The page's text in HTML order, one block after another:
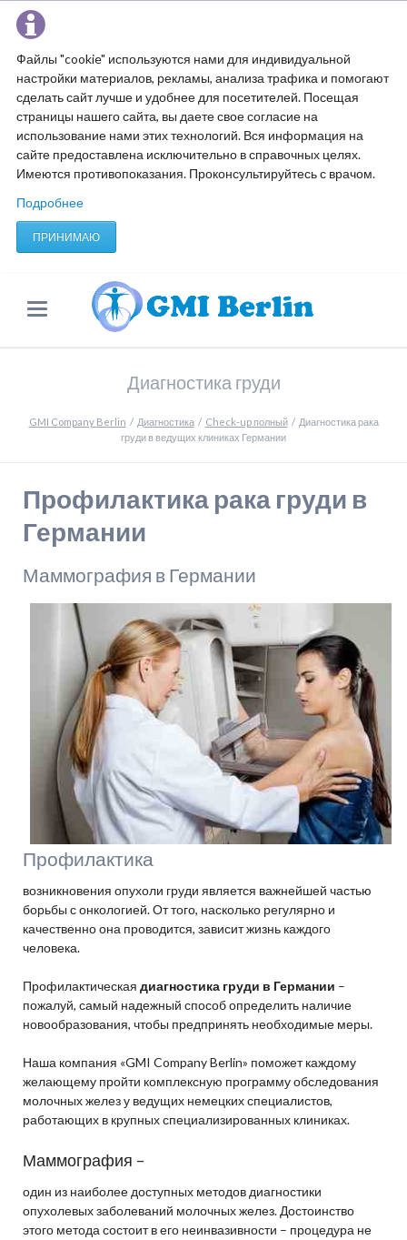
Файлы "cookie" используются нами для индивидуальной
настройки материалов, рекламы, анализа трафика и помогают
сделать сайт лучше и удобнее для посетителей. Посещая
страницы нашего сайта, вы даете свое согласие на
использование нами этих технологий. Вся информация на
сайте предоставлена исключительно в справочных целях.
Имеются противопоказания. Проконсультируйтесь с врачом.
Подробнее
ПРИНИМАЮ
Диагностика груди
GMI Company Berlin Диагностика Check-up полный
Диагностика рака
груди в ведущих клиниках Германии
Профилактика рака груди в
Германии
Маммография в Германии
Профилактика
возникновения опухоли груди является важнейшей частью
борьбы с онкологией. От того, насколько регулярно и
качественно она проводится, зависит жизнь каждого
человека.
Профилактическая диагностика груди в Германии –
пожалуй, самый надежный способ определить наличие
новообразования, чтобы предпринять необходимые меры.
Наша компания «GMI Company Berlin» поможет каждому
желающему пройти комплексную программу обследования
молочных желез у ведущих немецких специалистов,
работающих в крупных специализированных клиниках.
Маммография –
один из наиболее доступных методов диагностики
опухолевых заболеваний молочных желез. Достоинство
этого метода состоит в его неинвазивности – процедура не